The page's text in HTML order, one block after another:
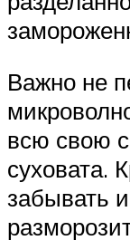
Важно не
всю свою
суховата.
забывать